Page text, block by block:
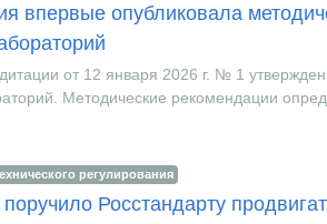
впервые опубликовала
от 12 января 2026 г. № 1
Методические рекомендации
регулирования
Росстандарту